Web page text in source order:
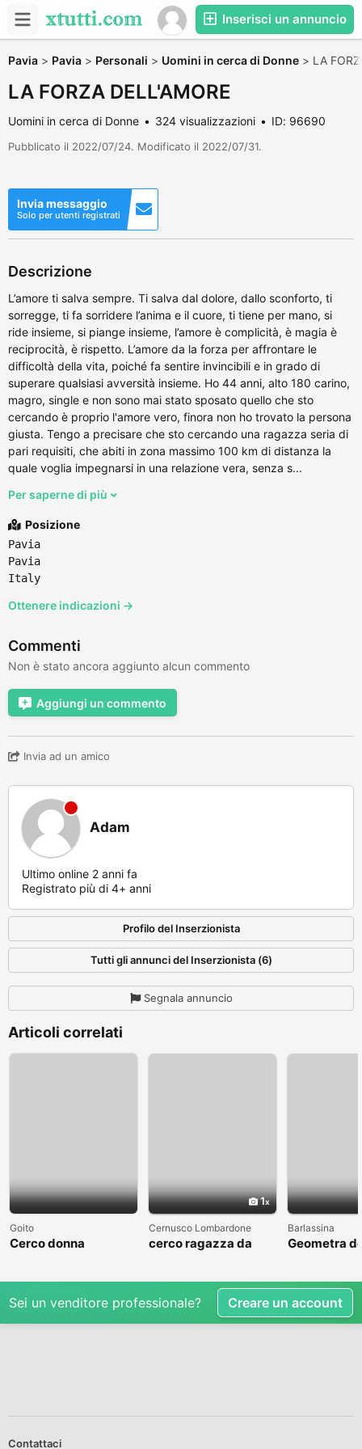
Inserisci un annuncio
Pavia > Pavia > Personali > Uomini in cerca di Donne > LA
LA FORZA DELL'AMORE
Uomini in cerca di Donne 324 visualizzazioni ID: 96690
Pubblicato il 2022/07/24. Modificato il 2022/07/31.
Invia messaggio
Solo per utenti registrati
Descrizione
L’amore ti salva sempre. Ti salva dal dolore, dallo sconforto, ti
sorregge, ti fa sorridere l’anima e il cuore, ti tiene per mano, si
ride insieme, si piange insieme, l’amore è complicità, è magia è
reciprocità, è rispetto. L’amore da la forza per affrontare le
difficoltà della vita, poiché fa sentire invincibili e in grado di
superare qualsiasi avversità insieme. Ho 44 anni, alto 180 carino,
magro, single e non sono mai stato sposato quello che sto
cercando è proprio l'amore vero, finora non ho trovato la persona
giusta. Tengo a precisare che sto cercando una ragazza seria di
pari requisiti, che abiti in zona massimo 100 km di distanza la
quale voglia impegnarsi in una relazione vera, senza s...
Per saperne di più
Posizione
Pavia
Pavia
Italy
Ottenere indicazioni →
Commenti
Non è stato ancora aggiunto alcun commento
Aggiungi un commento
Invia ad un amico
Adam
Ultimo online 2 anni fa
Registrato più di 4+ anni
Profilo del Inserzionista
Tutti gli annunci del Inserzionista (6)
Segnala annuncio
Articoli correlati
Goito
Cerco donna
1
Cernusco Lombardone
cerco ragazza da
Barlassina
Geometra
Sei un venditore professionale? Creare un account
Contattaci